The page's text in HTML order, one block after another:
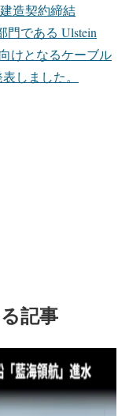
造契約締結
門である Ulstein
けとなるケーブル
しました。
記事